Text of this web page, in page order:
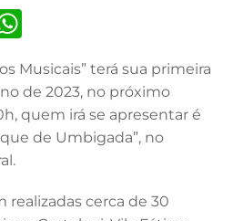
at
s
A
p
Musicais” terá sua primeira
de 2023, no próximo
quem irá se apresentar é
de Umbigada”, no
realizadas cerca de 30